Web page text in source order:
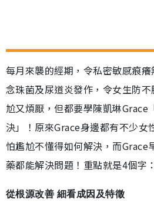
每月來襲的經期，令私密敏感痕
念珠菌及尿道炎發作，令女生防
尬又煩厭，但都要學陳凱琳Grace
決」！原來Grace身邊都有不少女
怕尷尬不懂得如何解決，而Grace
藥都能解決問題！重點就是4個字
從根源改善 細看成因及特徵